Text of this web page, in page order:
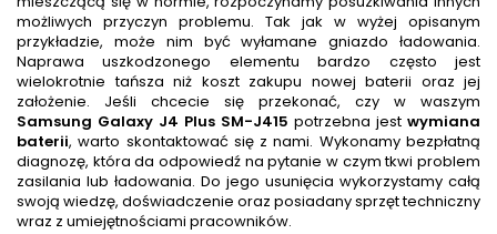
możliwych przyczyn problemu. Tak jak w wyżej opisanym
przykładzie, może nim być wyłamane gniazdo ładowania.
Naprawa uszkodzonego elementu bardzo często jest
wielokrotnie tańsza niż koszt zakupu nowej baterii oraz jej
założenie. Jeśli chcecie się przekonać, czy w waszym
Samsung Galaxy J4 Plus SM-J415 potrzebna jest wymiana
baterii, warto skontaktować się z nami. Wykonamy bezpłatną
diagnozę, która da odpowiedź na pytanie w czym tkwi problem
zasilania lub ładowania. Do jego usunięcia wykorzystamy całą
swoją wiedzę, doświadczenie oraz posiadany sprzęt techniczny
wraz z umiejętnościami pracowników.